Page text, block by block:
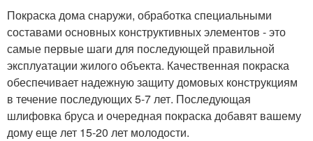
Покраска дома снаружи, обработка специальными
составами основных конструктивных элементов - это
самые первые шаги для последующей правильной
эксплуатации жилого объекта. Качественная покраска
обеспечивает надежную защиту домовых конструкциям
в течение последующих 5-7 лет. Последующая
шлифовка бруса и очередная покраска добавят вашему
дому еще лет 15-20 лет молодости.